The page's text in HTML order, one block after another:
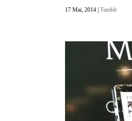
17 Mai, 2014 |Tumblr